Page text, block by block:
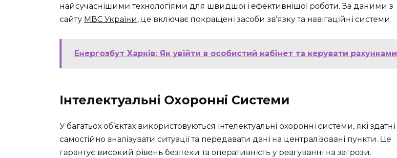
найсучаснішими технологіями для швидшої і ефективнішої роботи. За даними з
сайту МВС України, це включає покращені засоби зв’язку та навігаційні системи.
Енергозбут Харків: Як увійти в особистий кабінет та керувати рахунками
Інтелектуальні Охоронні Системи
У багатьох об’єктах використовуються інтелектуальні охоронні системи, які здатні
самостійно аналізувати ситуації та передавати дані на централізовані пункти. Це
гарантує високий рівень безпеки та оперативність у реагуванні на загрози.